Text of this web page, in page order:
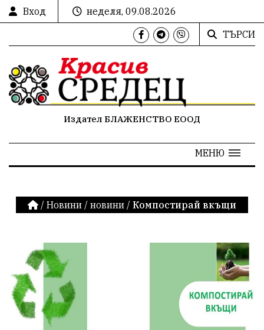
Вход
неделя, 09.08.2026
ТЪРСИ
Издател БЛАЖЕНСТВО ЕООД
МЕНЮ
/ Новини / новини / Компостирай вкъщи